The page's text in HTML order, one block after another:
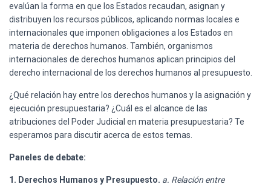
evalúan la forma en que los Estados recaudan, asignan y
distribuyen los recursos públicos, aplicando normas locales e
internacionales que imponen obligaciones a los Estados en
materia de derechos humanos. También, organismos
internacionales de derechos humanos aplican principios del
derecho internacional de los derechos humanos al presupuesto.
¿Qué relación hay entre los derechos humanos y la asignación y
ejecución presupuestaria? ¿Cuál es el alcance de las
atribuciones del Poder Judicial en materia presupuestaria? Te
esperamos para discutir acerca de estos temas.
Paneles de debate:
1. Derechos Humanos y Presupuesto. a. Relación entre